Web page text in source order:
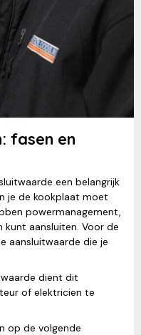
fasen en
een belangrijk
je de kookplaat moet
powermanagement,
aansluiten. Voor de
aansluitwaarde die je
dient dit
of elektricien te
op de volgende